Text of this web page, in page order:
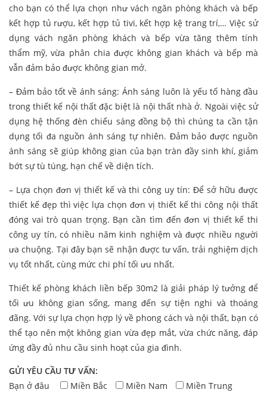
cho bạn có thể lựa chọn như vách ngăn phòng khách và bếp
kết hợp tủ rượu, kết hợp tủ tivi, kết hợp kệ trang trí,… Việc sử
dụng vách ngăn phòng khách và bếp vừa tăng thêm tính
thẩm mỹ, vừa phân chia được không gian khách và bếp mà
vẫn đảm bảo được không gian mở.
– Đảm bảo tốt về ánh sáng: Ánh sáng luôn là yếu tố hàng đầu
trong thiết kế nội thất đặc biệt là nội thất nhà ở. Ngoài việc sử
dụng hệ thống đèn chiếu sáng đồng bộ thì chúng ta cần tận
dụng tối đa nguồn ánh sáng tự nhiên. Đảm bảo được nguồn
ánh sáng sẽ giúp không gian của bạn tràn đầy sinh khí, giảm
bớt sự tù túng, hạn chế về diện tích.
– Lựa chọn đơn vị thiết kế và thi công uy tín: Để sở hữu được
thiết kế đẹp thì việc lựa chọn đơn vị thiết kế thi công nội thất
đóng vai trò quan trọng. Bạn cần tìm đến đơn vị thiết kế thi
công uy tín, có nhiều năm kinh nghiệm và được nhiều người
ưa chuộng. Tại đây bạn sẽ nhận được tư vấn, trải nghiệm dịch
vụ tốt nhất, cùng mức chi phí tối ưu nhất.
Thiết kế phòng khách liền bếp 30m2 là giải pháp lý tưởng để
tối ưu không gian sống, mang đến sự tiện nghi và thoáng
đãng. Với sự lựa chọn hợp lý về phong cách và nội thất, bạn có
thể tạo nên một không gian vừa đẹp mắt, vừa chức năng, đáp
ứng đầy đủ nhu cầu sinh hoạt của gia đình.
GỬI YÊU CẦU TƯ VẤN:
Bạn ở đâu
Miền Bắc Miền Nam Miền Trung